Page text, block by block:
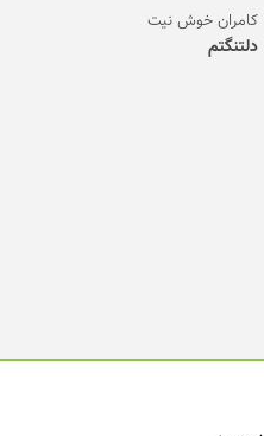
کامران خوش نیت
دلتنگتم